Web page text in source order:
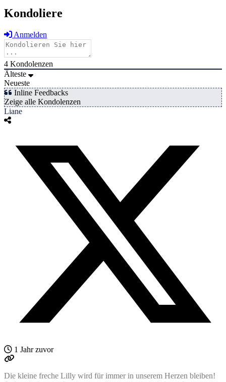
Kondoliere
Anmelden
4 Kondolenzen
Älteste
Neueste
Inline Feedbacks
Zeige alle Kondolenzen
Liane
1 Jahr zuvor
Die kleine freche Lilly wird für immer in unserem Herzen bleiben!